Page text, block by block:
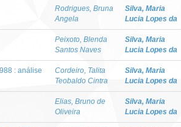
Rodrigues, Bruna
Angela
Silva, Maria
Lucia Lopes da
Peixoto, Blenda
Santos Naves
Silva, Maria
Lucia Lopes da
: análise
Cordeiro, Talita
Teobaldo Cintra
Silva, Maria
Lucia Lopes da
Elias, Bruno de
Oliveira
Silva, Maria
Lucia Lopes da